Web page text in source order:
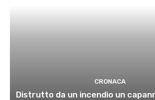
CRONACA
Distrutto da un incendio un